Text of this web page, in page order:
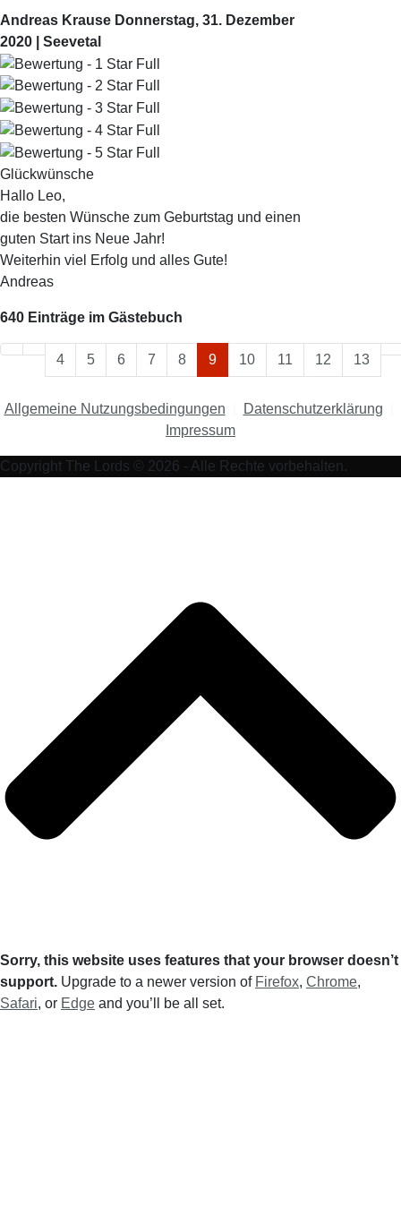
Andreas Krause Donnerstag, 31. Dezember
2020 | Seevetal
Glückwünsche
Hallo Leo,
die besten Wünsche zum Geburtstag und einen
guten Start ins Neue Jahr!
Weiterhin viel Erfolg und alles Gute!
Andreas
640 Einträge im Gästebuch
4 5 6 7 8 9 10 11 12 13
Allgemeine Nutzungsbedingungen Datenschutzerklärung
Impressum
Copyright The Lords © 2026 - Alle Rechte vorbehalten.
Sorry, this website uses features that your browser doesn’t
support. Upgrade to a newer version of Firefox, Chrome,
Safari, or Edge and you’ll be all set.